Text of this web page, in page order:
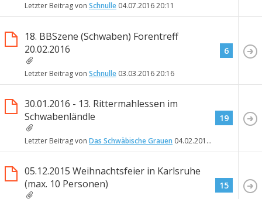
Letzter Beitrag von Schnulle 04.07.201620:11
18. BBSzene (Schwaben) Forentreff
20.02.2016
Letzter Beitrag von Schnulle 03.03.201620:16
6
30.01.2016 - 13. Rittermahlessen im
Schwabenländle
Letzter Beitrag von Das Schwäbische Grauen 04.02.2016
19
05.12.2015 Weihnachtsfeier in Karlsruhe
(max. 10 Personen)
15